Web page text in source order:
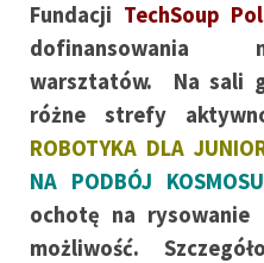
Fundacji TechSoup
dofinansowania
warsztatów. Na sali
różne strefy
ROBOTYKA DLA
NA PODBÓJ KOSMOSU
ochotę na rysowanie
możliwość.